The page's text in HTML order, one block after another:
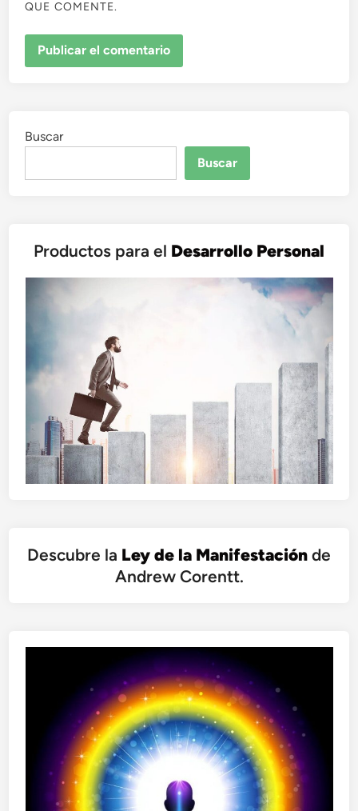
QUE COMENTE.
Buscar
Buscar
Productos para el Desarrollo Personal
Descubre la Ley de la Manifestación de
Andrew Corentt.